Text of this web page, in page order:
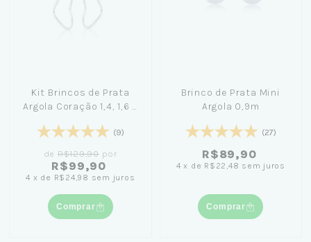
Kit Brincos de Prata
Argola Coração 1,4, 1,6 e
(9)
de R$129,90por
R$99,90
4 x de R$24,98 sem juros
Comprar
Brinco de Prata Mini
Argola 0,9m
(27)
R$89,90
4 x de R$22,48 sem juros
Comprar